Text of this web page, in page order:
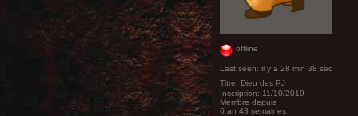
offline
Last seen: il y a 28 min 38 sec
Titre: Dieu des PJ
Inscription: 11/10/2019
Membre depuis :
6 an 43 semaines